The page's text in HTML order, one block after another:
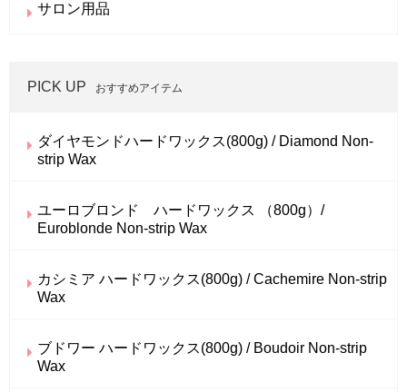
サロン用品
PICK UP おすすめアイテム
ダイヤモンドハードワックス(800g) / Diamond Non-
strip Wax
ユーロブロンド ハードワックス （800g）/
Euroblonde Non-strip Wax
カシミア ハードワックス(800g) / Cachemire Non-strip
Wax
ブドワー ハードワックス(800g) / Boudoir Non-strip
Wax